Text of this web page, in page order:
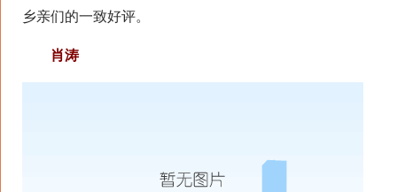
乡亲们的一致好评。
肖涛